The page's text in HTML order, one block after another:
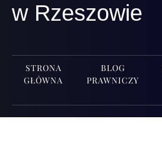
w Rzeszowie
STRONA
GŁÓWNA
BLOG
PRAWNICZY